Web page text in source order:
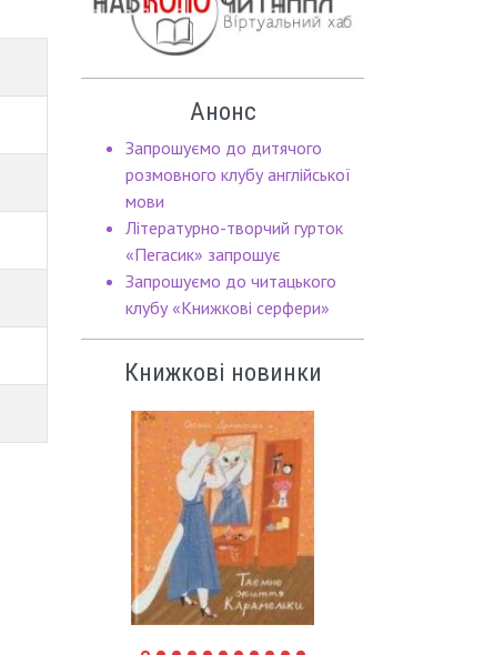
Анонс
Запрошуємо до дитячого
розмовного клубу англійської
мови
Літературно-творчий гурток
«Пегасик» запрошує
Запрошуємо до читацького
клубу «Книжкові серфери»
Книжкові новинки